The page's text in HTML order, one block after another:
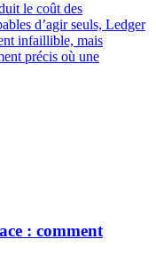
le coût des
d’agir seuls, Ledger
infaillible, mais
précis où une
: comment